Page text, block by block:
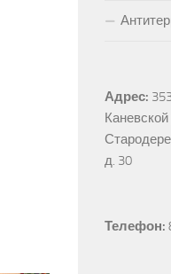
Адрес:
д. 30
Телефон: